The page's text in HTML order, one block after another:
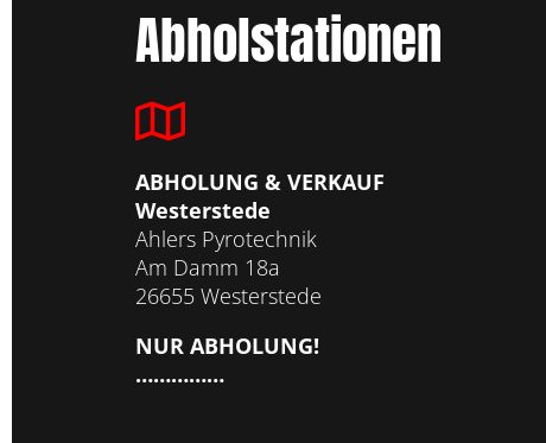
Abholstationen
ABHOLUNG & VERKAUF
Westerstede
Ahlers Pyrotechnik
Am Damm 18a
26655 Westerstede
NUR ABHOLUNG!
……………